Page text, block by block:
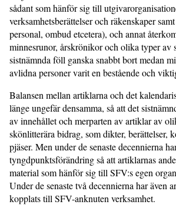
sådant som hänför sig till
verksamhetsberättelser och räkenskaper
personal, ombud etcetera), och annat
minnesrunor, årskrönikor och olika typer av
sistnämnda föll ganska snabbt bort medan
avlidna personer varit en bestående och
Balansen mellan artiklarna och det
länge ungefär densamma, så att det
av innehållet och merparten av artiklar av
skönlitterära bidrag, som dikter, berättelser,
pjäser. Men under de senaste decennierna
tyngdpunktsförändring så att artiklarnas
material som hänför sig till SFV:s egen
Under de senaste två decennierna har även
kopplats till SFV-anknuten verksamhet.